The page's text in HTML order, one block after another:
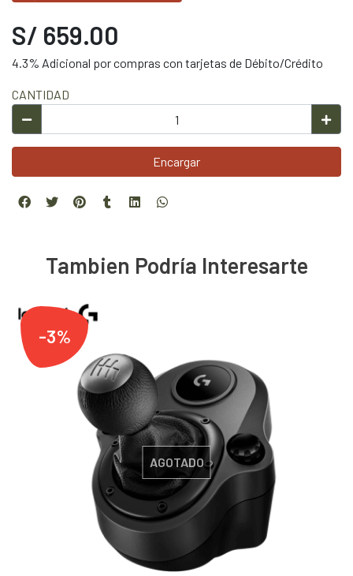
S/ 659.00
4.3% Adicional por compras con tarjetas de Débito/Crédito
CANTIDAD
Encargar
Tambien Podría Interesarte
-3%
AGOTADO